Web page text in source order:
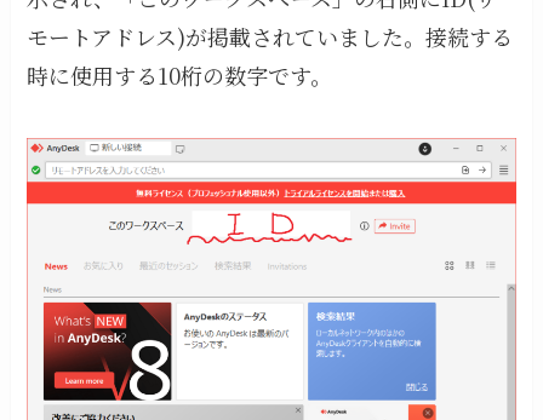
モートアドレス)が掲載されていました。接続する
時に使用する10桁の数字です。